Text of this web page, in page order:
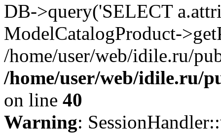
DB->query('SELECT
ModelCatalogProduct-
/home/user/web/idile.ru/
/home/user/web/idile.ru/
on line 40
Warning: